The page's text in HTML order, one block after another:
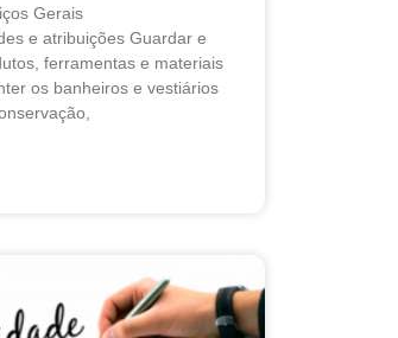
Gerais
e atribuições Guardar e
ferramentas e materiais
os banheiros e vestiários